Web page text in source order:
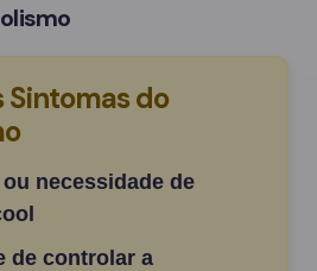
Sintomas do
necessidade de
de controlar a